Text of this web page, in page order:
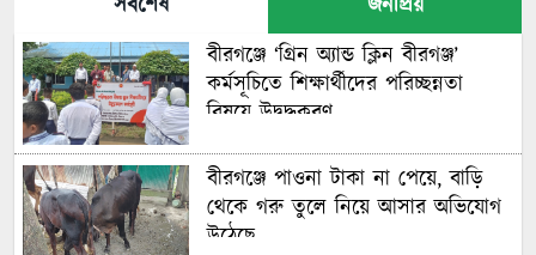
বীরগঞ্জে ‘গ্রিন অ্যান্ড ক্লিন বীরগঞ্জ’
কর্মসূচিতে শিক্ষার্থীদের পরিচ্ছন্নতা
বিষয়ে উদ্বুদ্ধকরণ
বীরগঞ্জে পাওনা টাকা না পেয়ে, বাড়ি
থেকে গরু তুলে নিয়ে আসার অভিযোগ
উঠেছে